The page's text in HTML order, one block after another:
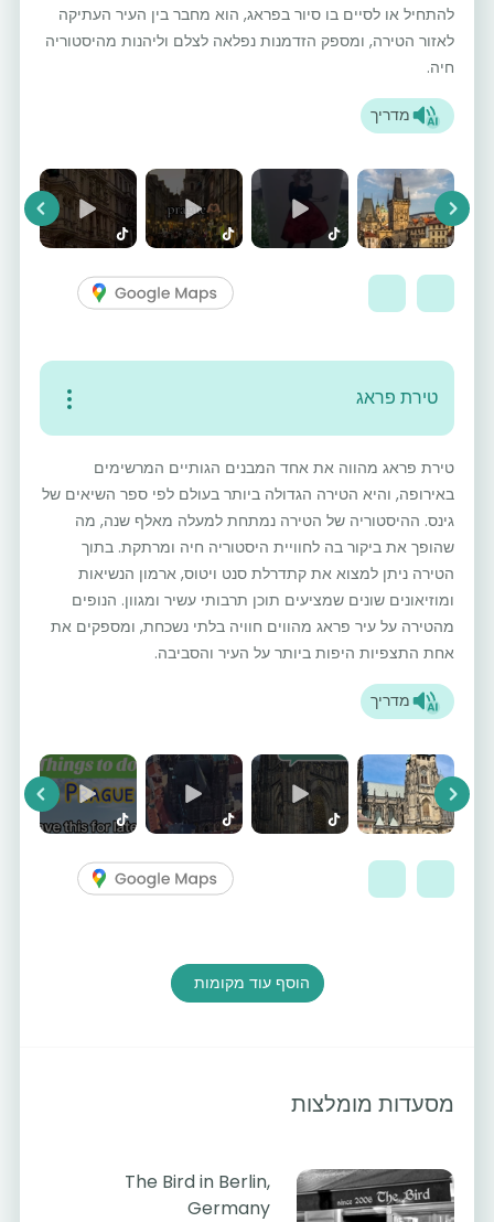
להתחיל או לסיים בו סיור בפראג, הוא מחבר בין העיר העתיקה
לאזור הטירה, ומספק הזדמנות נפלאה לצלם וליהנות מהיסטוריה
חיה.
מדריך
Next
טירת פראג
טירת פראג מהווה את אחד המבנים הגותיים המרשימים
באירופה, והיא הטירה הגדולה ביותר בעולם לפי ספר השיאים של
גינס. ההיסטוריה של הטירה נמתחת למעלה מאלף שנה, מה
שהופך את ביקור בה לחוויית היסטוריה חיה ומרתקת. בתוך
הטירה ניתן למצוא את קתדרלת סנט ויטוס, ארמון הנשיאות
ומוזיאונים שונים שמציעים תוכן תרבותי עשיר ומגוון. הנופים
מהטירה על עיר פראג מהווים חוויה בלתי נשכחת, ומספקים את
אחת התצפיות היפות ביותר על העיר והסביבה.
מדריך
Next
הוסף עוד מקומות
מסעדות מומלצות
The Bird in Berlin,
Germany